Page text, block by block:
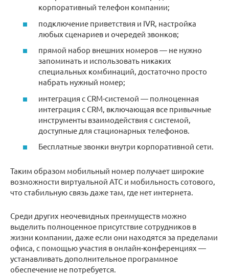
корпоративный телефон компании;
подключение приветствия и IVR, настройка
любых сценариев и очередей звонков;
прямой набор внешних номеров — не нужно
запоминать и использовать никаких
специальных комбинаций, достаточно просто
набрать нужный номер;
интеграция с CRM-системой — полноценная
интеграция с CRM, включающая все привычные
инструменты взаимодействия с системой,
доступные для стационарных телефонов.
Бесплатные звонки внутри корпоративной сети.
Таким образом мобильный номер получает широкие
возможности виртуальной АТС и мобильность сотового,
что стабильную связь даже там, где нет интернета.
Среди других неочевидных преимуществ можно
выделить полноценное присутствие сотрудников в
жизни компании, даже если они находятся за пределами
офиса, с помощью участия в онлайн-конференциях —
устанавливать дополнительное программное
обеспечение не потребуется.